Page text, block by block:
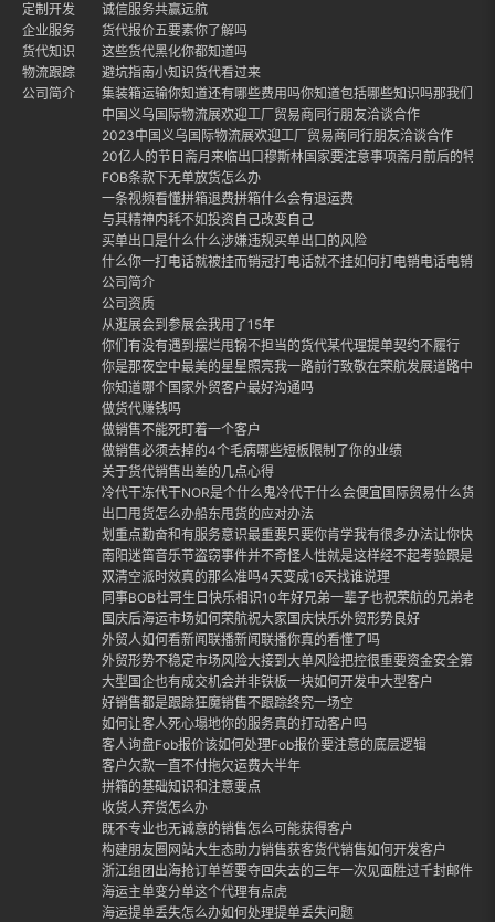
定制开发
企业服务
货代知识
物流跟踪
公司简介
诚信服务共赢远航
货代报价五要素你了解吗
这些货代黑化你都知道吗
避坑指南小知识货代看过来
集装箱运输你知道还有哪些费用吗你知道包括哪些知识吗那我们就
中国义乌国际物流展欢迎工厂贸易商同行朋友洽谈合作
2023中国义乌国际物流展欢迎工厂贸易商同行朋友洽谈合作
20亿人的节日斋月来临出口穆斯林国家要注意事项斋月前后的特点
FOB条款下无单放货怎么办
一条视频看懂拼箱退费拼箱什么会有退运费
与其精神内耗不如投资自己改变自己
买单出口是什么什么涉嫌违规买单出口的风险
什么你一打电话就被挂而销冠打电话就不挂如何打电销电话电销话
公司简介
公司资质
从逛展会到参展会我用了15年
你们有没有遇到摆烂甩锅不担当的货代某代理提单契约不履行
你是那夜空中最美的星星照亮我一路前行致敬在荣航发展道路中每
你知道哪个国家外贸客户最好沟通吗
做货代赚钱吗
做销售不能死盯着一个客户
做销售必须去掉的4个毛病哪些短板限制了你的业绩
关于货代销售出差的几点心得
冷代干冻代干NOR是个什么鬼冷代干什么会便宜国际贸易什么货适
出口甩货怎么办船东甩货的应对办法
划重点勤奋和有服务意识最重要只要你肯学我有很多办法让你快
南阳迷笛音乐节盗窃事件并不奇怪人性就是这样经不起考验跟是否
双清空派时效真的那么准吗4天变成16天找谁说理
同事BOB杜哥生日快乐相识10年好兄弟一辈子也祝荣航的兄弟老
国庆后海运市场如何荣航祝大家国庆快乐外贸形势良好
外贸人如何看新闻联播新闻联播你真的看懂了吗
外贸形势不稳定市场风险大接到大单风险把控很重要资金安全第一
大型国企也有成交机会并非铁板一块如何开发中大型客户
好销售都是跟踪狂魔销售不跟踪终究一场空
如何让客人死心塌地你的服务真的打动客户吗
客人询盘Fob报价该如何处理Fob报价要注意的底层逻辑
客户欠款一直不付拖欠运费大半年
拼箱的基础知识和注意要点
收货人弃货怎么办
既不专业也无诚意的销售怎么可能获得客户
构建朋友圈网站大生态助力销售获客货代销售如何开发客户
浙江组团出海抢订单誓要夺回失去的三年一次见面胜过千封邮件外
海运主单变分单这个代理有点虎
海运提单丢失怎么办如何处理提单丢失问题